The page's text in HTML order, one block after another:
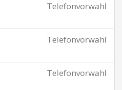
Telefonvorwahl
Telefonvorwahl
Telefonvorwahl